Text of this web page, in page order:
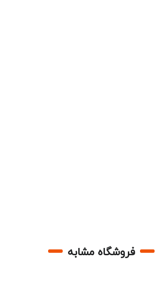
فروشگاه مشابه